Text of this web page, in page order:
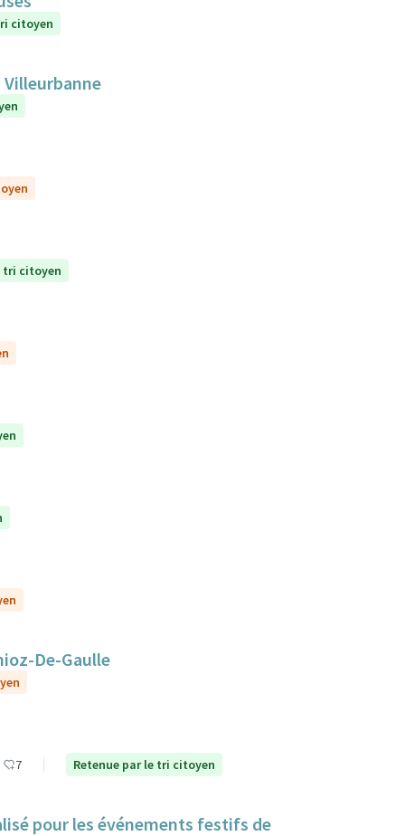
citoyen
tri citoyen
De-Gaulle
7 Retenue par le tri citoyen
pour les événements festifs de